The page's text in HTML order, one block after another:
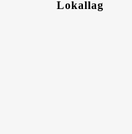
Lokallag